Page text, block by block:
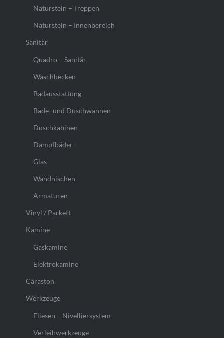
Naturstein – Treppen
Naturstein – Innenbereich
Sanitär
Quadro – Sanitär
Waschbecken
Badausstattung
Bade- und Duschwannen
Duschkabinen
Dampfbäder
Glas
Wandnischen
Armaturen
Vinyl / Parkett
Kamine
Gaskamine
Elektrokamine
Caraston
Werkzeuge
Fliesen – Nivelliersystem
Verleihwerkzeuge